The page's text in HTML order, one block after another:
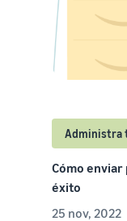
Administra
Cómo enviar
éxito
25 nov, 2022